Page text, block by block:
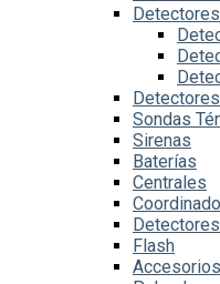
Sondas
Sirenas
Baterías
Centrales
Detectores
Flash